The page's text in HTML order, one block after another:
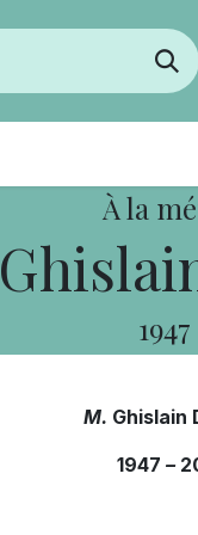
À la
1947
M. Ghislain
1947 –